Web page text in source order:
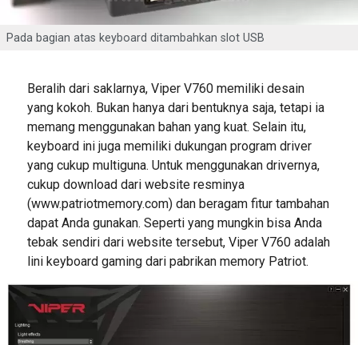
Pada bagian atas keyboard ditambahkan slot USB
Beralih dari saklarnya, Viper V760 memiliki desain
yang kokoh. Bukan hanya dari bentuknya saja, tetapi ia
memang menggunakan bahan yang kuat. Selain itu,
keyboard ini juga memiliki dukungan program driver
yang cukup multiguna. Untuk menggunakan drivernya,
cukup download dari website resminya
(www.patriotmemory.com) dan beragam fitur tambahan
dapat Anda gunakan. Seperti yang mungkin bisa Anda
tebak sendiri dari website tersebut, Viper V760 adalah
lini keyboard gaming dari pabrikan memory Patriot.